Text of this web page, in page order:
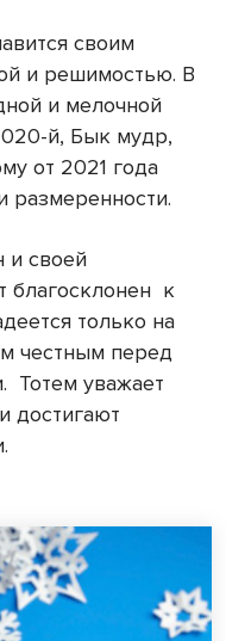
своим
и решимостью. В
и мелочной
й, Бык мудр,
от 2021 года
размеренности.
и своей
благосклонен к
только на
честным перед
Тотем уважает
достигают